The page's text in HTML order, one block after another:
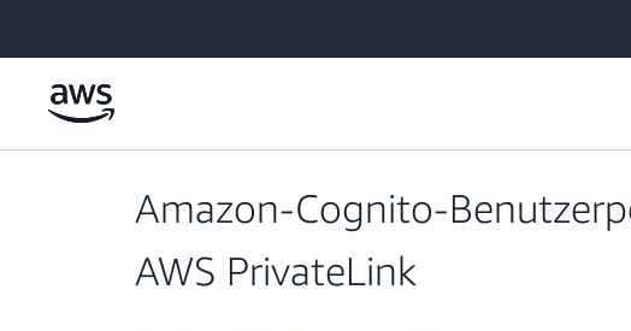
Amazon-Cognito-
AWS PrivateLink